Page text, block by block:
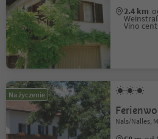
2.4 km
Vino
Na życzenie
Nals/Nalles,